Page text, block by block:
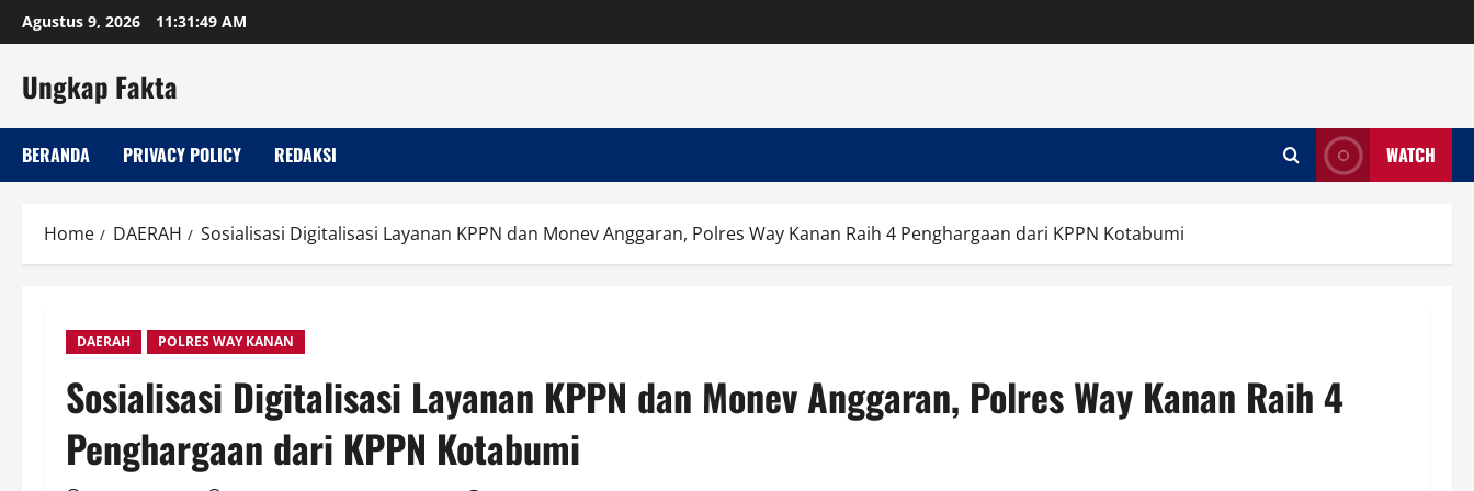
Skip
to
Agustus 9, 2026 11:31:50 AM
Ungkap Fakta
BERANDA PRIVACY POLICY REDAKSI WATCH
Home DAERAH Sosialisasi Digitalisasi Layanan KPPN dan Monev Anggaran, Polres Way Kanan Raih 4 Penghargaan dari KPPN Kotabumi
DAERAH POLRES WAY KANAN
Sosialisasi Digitalisasi Layanan KPPN dan Monev Anggaran, Polres Way Kanan Raih 4
Penghargaan dari KPPN Kotabumi